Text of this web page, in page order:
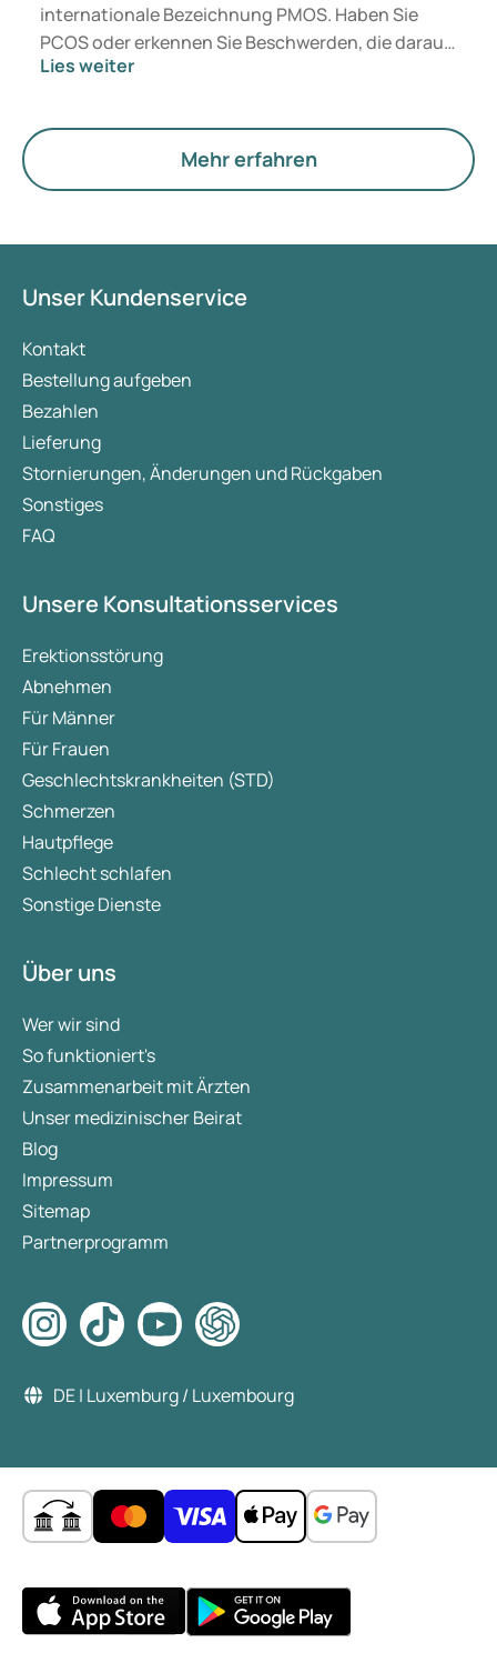
internationale Bezeichnung PMOS. Haben Sie
PCOS oder erkennen Sie Beschwerden, die darauf
hindeuten könnten? Medizinisch ändert sich
mehr Gewicht auf Hormone, den Stoffwechsel und
die Funktion der Eierstöcke.
Lies weiter
Mehr erfahren
Unser Kundenservice
Kontakt
Bestellung aufgeben
Bezahlen
Lieferung
Stornierungen, Änderungen und Rückgaben
Sonstiges
FAQ
Unsere Konsultationsservices
Erektionsstörung
Abnehmen
Für Männer
Für Frauen
Geschlechtskrankheiten (STD)
Schmerzen
Hautpflege
Schlecht schlafen
Sonstige Dienste
Über uns
Wer wir sind
So funktioniert's
Zusammenarbeit mit Ärzten
Unser medizinischer Beirat
Blog
Impressum
Sitemap
Partnerprogramm
DE | Luxemburg / Luxembourg